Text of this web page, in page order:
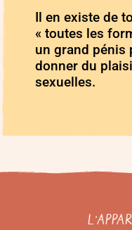
Il en existe de
« toutes les
un grand pénis
donner du
sexuelles.